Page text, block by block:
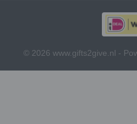
© 2026 www.gifts2give.nl -